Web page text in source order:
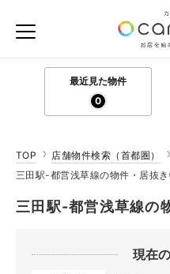
最近見た物件
0
TOP
店舗物件検索（首都圏）
三田駅-都営浅草線の物件・居抜
三田駅-都営浅草線の
現在